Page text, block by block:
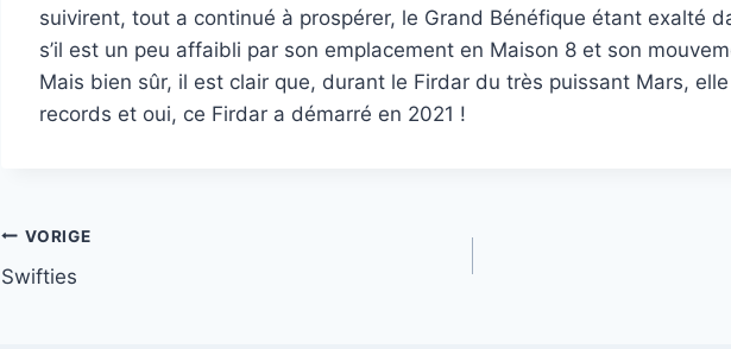
suivirent, tout a continué à prospérer, le Grand Bénéfique étant exalté
s’il est un peu affaibli par son emplacement en Maison 8 et son
Mais bien sûr, il est clair que, durant le Firdar du très puissant Mars,
records et oui, ce Firdar a démarré en 2021 !
Bericht
navigatie
VORIGE
Swifties